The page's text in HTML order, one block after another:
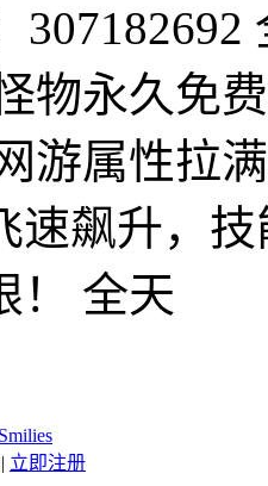
物永久免
游属性拉
速飙升，
！ 全天
Smilies
| 立即注册